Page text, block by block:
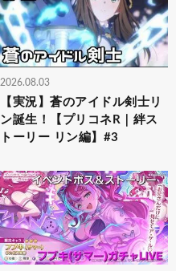
2026.08.03
【実況】蒼のアイドル剣士リ
ン誕生！【プリコネR｜絆ス
トーリー リン編】#3